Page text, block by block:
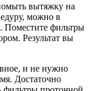
вытяжку на
можно в
Поместите фильтры
Результат вы
и не нужно
Достаточно